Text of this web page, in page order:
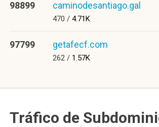
98899 caminodesantiago.gal
470 / 4.71K
97799 getafecf.com
262 / 1.57K
Tráfico de